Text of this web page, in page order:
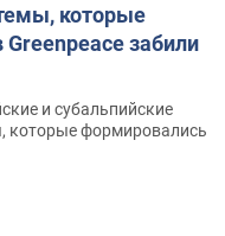
которые
забили
и субальпийские
которые формировались